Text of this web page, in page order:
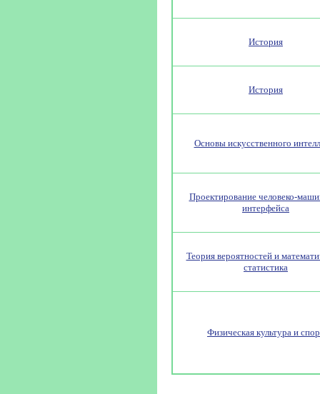
История
История
Основы искусственного
Проектирование человеко-
интерфейса
Теория вероятностей и
статистика
Физическая культура и